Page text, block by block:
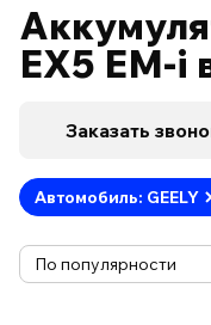
EX5 EM-i
Заказать
Автомобиль: GEELY